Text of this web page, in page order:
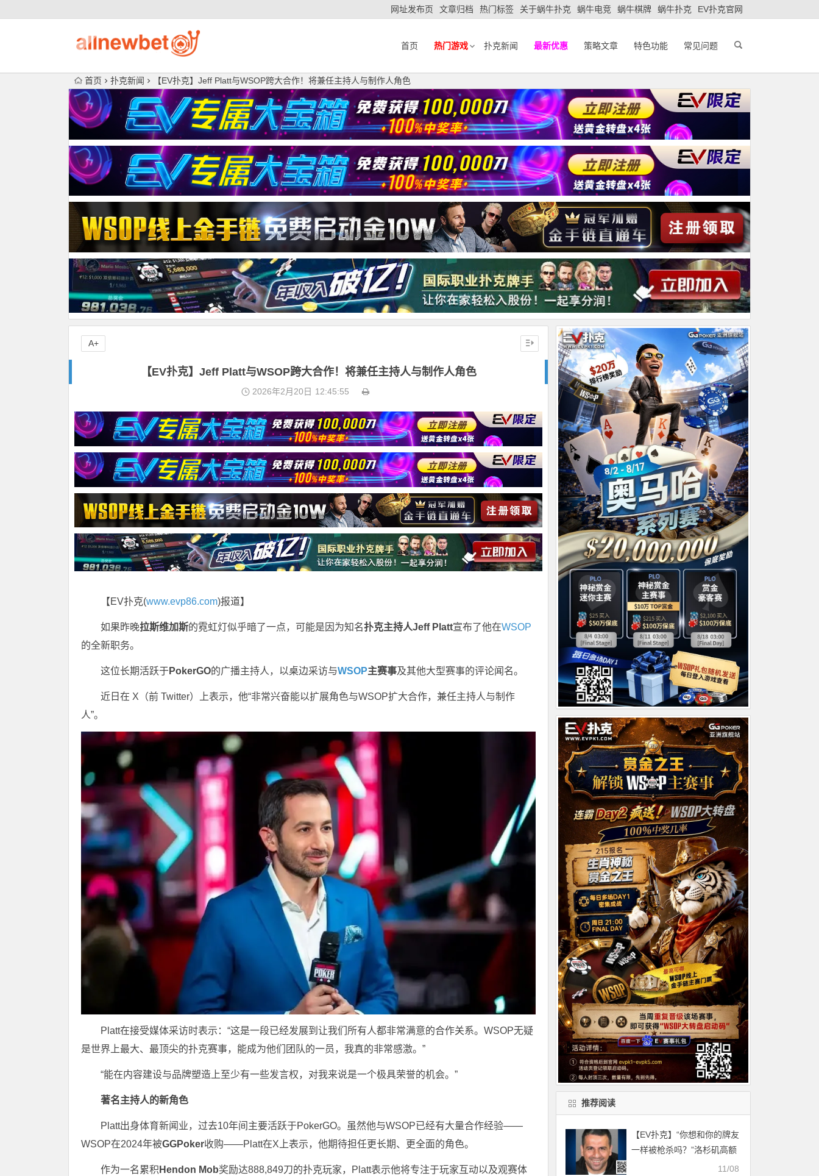
网址发布页 文章归档 热门标签 关于蜗牛扑克 蜗牛电竞 蜗牛棋牌 蜗牛扑克 EV扑克官网
首页 热门游戏 扑克新闻 最新优惠 策略文章 特色功能 常见问题
首页 扑克新闻 【EV扑克】Jeff Platt与WSOP跨大合作！将兼任主持人与制作人角色
【EV扑克】Jeff Platt与WSOP跨大合作！将兼任主持人与制作人角色
2026年2月20日 12:45:55
【EV扑克(www.evp86.com)报道】
如果昨晚拉斯维加斯的霓虹灯似乎暗了一点，可能是因为知名扑克主持人Jeff Platt宣布了他在WSOP
的全新职务。
这位长期活跃于PokerGO的广播主持人，以桌边采访与WSOP主赛事及其他大型赛事的评论闻名。
近日在 X（前 Twitter）上表示，他“非常兴奋能以扩展角色与WSOP扩大合作，兼任主持人与制作
人”。
Platt在接受媒体采访时表示：“这是一段已经发展到让我们所有人都非常满意的合作关系。WSOP无疑
是世界上最大、最顶尖的扑克赛事，能成为他们团队的一员，我真的非常感激。”
“能在内容建设与品牌塑造上至少有一些发言权，对我来说是一个极具荣誉的机会。 ”
著名主持人的新角色
Platt出身体育新闻业，过去10年间主要活跃于PokerGO。虽然他与WSOP已经有大量合作经验——
WSOP在2024年被GGPoker收购——Platt在X上表示，他期待担任更长期、更全面的角色。
作为一名累积 Hendon Mob奖励达888,849刀的扑克玩家，Platt表示他将专注于玩家互动以及观赛体
A+
推荐阅读
【EV扑克】“你想和你的牌友
一样被枪杀吗？”洛杉矶高额
私局主办者遭以色列黑帮威
11/08